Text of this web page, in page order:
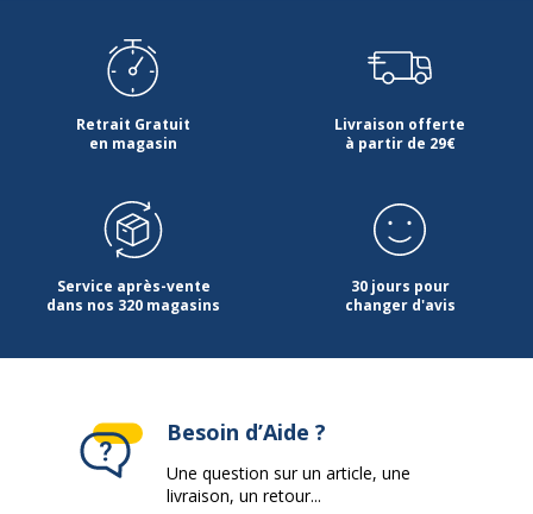
Carpentras Sign
Largeur 55 mm
Profondeur 110 mm
Retrait Gratuit
en magasin
Livraison offerte
à partir de 29€
Service après-vente
dans nos 320 magasins
30 jours pour
changer d'avis
Besoin d’Aide ?
Une question sur un article, une
livraison, un retour...